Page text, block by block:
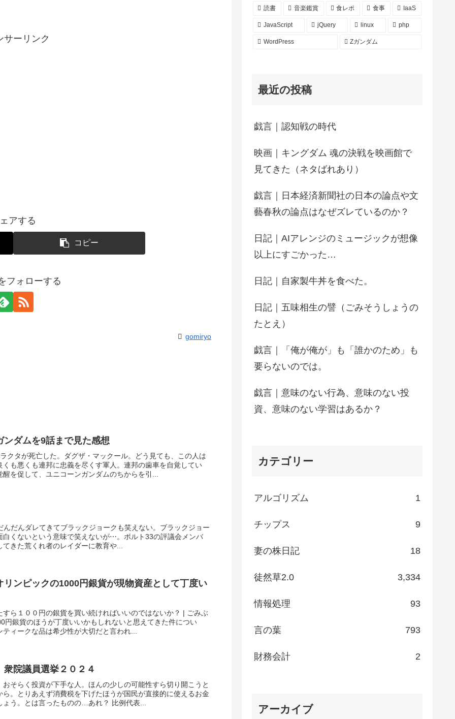
サーリンク
アする
コピー
フォローする
gomiryo
ンダムを9話まで見た感想
クタが死亡した。ダグザ・マックール。どう見ても、この人は
くも悪くも連邦に忠義を尽くす軍人。連邦の歯車を自覚してい
を促して、ユニコーンガンダムのちからを引...
んだんダレてきてブラックジョークも笑えない。ブラックジョー
白くないという意味で笑えないが⋯。ボルト33の評議会メンバ
きた荒くれ者のレイダーに教育や...
リンピックの1000円銀貨が現物資産として丁度い
すら１００円の銀貨を買い続ければいいのではないか？ | ごみぶ
円銀貨のほうが丁度いいかもしれないと思えてきた件につい
ィークな品は希少性が大切だと言われ...
院議員選挙２０２４
そらく投資が下手な人。ほんの少しの可能性すら切り開こうと
。とりあえず消費税を下げたほうが国民が直接的に使えるお金
う。とは言ったものの…あれ？ 比例代表...
読書 音楽鑑賞 食レポ 食事 IaaS
JavaScript jQuery linux php
WordPress Zガンダム
最近の投稿
戯言｜認知戦の時代
映画｜キングダム 魂の決戦を映画館で
見てきた（ネタばれあり）
戯言｜日本経済新聞社の日本の論点や文
藝春秋の論点はなぜズレているのか？
日記｜AIアレンジのミュージックが想像
以上にすごかった…
日記｜自家製牛丼を食べた。
日記｜五味相生の譬（ごみそうしょうの
たとえ）
戯言｜「俺が俺が」も「誰かのため」も
要らないのでは。
戯言｜意味のない行為、意味のない投
資、意味のない学習はあるか？
カテゴリー
アルゴリズム 1
チップス 9
妻の株日記 18
徒然草2.0 3,334
情報処理 93
言の葉 793
財務会計 2
アーカイブ